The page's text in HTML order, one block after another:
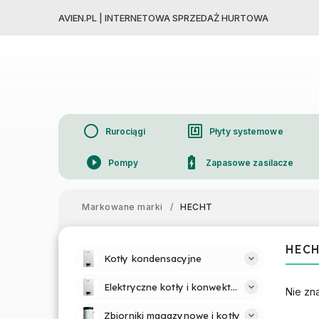
AVIEN.PL | INTERNETOWA SPRZEDAŻ HURTOWA
circle Rurociągi nfc Płyty systemowe
play_circle_filled Pompy battery_charging_full Zapasowe zasilacze
Markowane marki
/ HECHT
Kotły kondensacyjne
Elektryczne kotły i konwektory
Zbiorniki magazynowe i kotły
Nie